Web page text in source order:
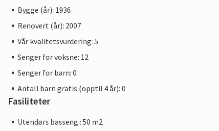
Bygge (år): 1936
Renovert (år): 2007
Vår kvalitetsvurdering: 5
Senger for voksne: 12
Senger for barn: 0
Antall barn gratis (opptil 4 år): 0
Fasiliteter
Utendørs basseng : 50 m2